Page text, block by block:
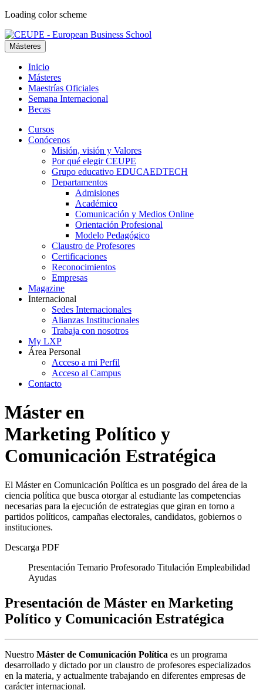
Loading color scheme
Másteres
Inicio
Másteres
Maestrías Oficiales
Semana Internacional
Becas
Cursos
Conócenos
Misión, visión y Valores
Por qué elegir CEUPE
Grupo educativo EDUCAEDTECH
Departamentos
Admisiones
Académico
Comunicación y Medios Online
Orientación Profesional
Modelo Pedagógico
Claustro de Profesores
Certificaciones
Reconocimientos
Empresas
Magazine
Internacional
Sedes Internacionales
Alianzas Institucionales
Trabaja con nosotros
My LXP
Área Personal
Acceso a mi Perfil
Acceso al Campus
Contacto
Máster en
Marketing Político y
Comunicación Estratégica
El Máster en Comunicación Política es un posgrado del área de la
ciencia política que busca otorgar al estudiante las competencias
necesarias para la ejecución de estrategias que giran en torno a
partidos políticos, campañas electorales, candidatos, gobiernos o
instituciones.
Descarga PDF
Presentación Temario Profesorado Titulación Empleabilidad
Ayudas
Presentación de Máster en Marketing
Político y Comunicación Estratégica
Nuestro Máster de Comunicación Política es un programa
desarrollado y dictado por un claustro de profesores especializados
en la materia, y actualmente trabajando en diferentes empresas de
carácter internacional.